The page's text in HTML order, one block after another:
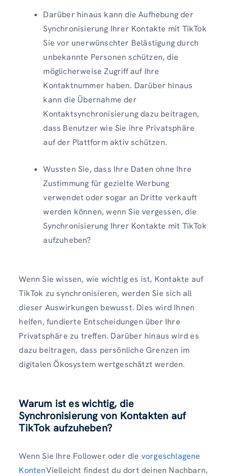
Darüber hinaus kann die Aufhebung der
Synchronisierung Ihrer Kontakte mit TikTok
Sie vor unerwünschter Belästigung durch
unbekannte Personen schützen, die
möglicherweise Zugriff auf Ihre
Kontaktnummer haben. Darüber hinaus
kann die Übernahme der
Kontaktsynchronisierung dazu beitragen,
dass Benutzer wie Sie ihre Privatsphäre
auf der Plattform aktiv schützen.
Wussten Sie, dass Ihre Daten ohne Ihre
Zustimmung für gezielte Werbung
verwendet oder sogar an Dritte verkauft
werden können, wenn Sie vergessen, die
Synchronisierung Ihrer Kontakte mit TikTok
aufzuheben?
Wenn Sie wissen, wie wichtig es ist, Kontakte auf
TikTok zu synchronisieren, werden Sie sich all
dieser Auswirkungen bewusst. Dies wird Ihnen
helfen, fundierte Entscheidungen über Ihre
Privatsphäre zu treffen. Darüber hinaus wird es
dazu beitragen, dass persönliche Grenzen im
digitalen Ökosystem wertgeschätzt werden.
Warum ist es wichtig, die
Synchronisierung von Kontakten auf
TikTok aufzuheben?
Wenn Sie Ihre Follower oder die vorgeschlagene
KontenVielleicht findest du dort deinen Nachbarn,